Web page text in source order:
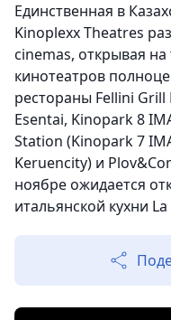
Единственная в
Kinoplexx Theatres
cinemas, открывая
кинотеатров
рестораны Fellini Grill
Esentai, Kinopark 8
Station (Kinopark 7
Keruencity) и
ноябре ожидается
итальянской кухни